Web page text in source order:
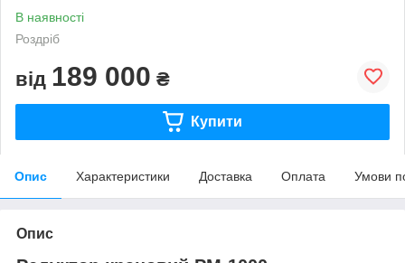
В наявності
Роздріб
від 189 000 ₴
Купити
Опис Характеристики Доставка Оплата Умови
Опис